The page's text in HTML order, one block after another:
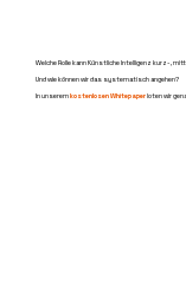
Welche Rolle kann Künstliche Intelligenz kurz-,
Und wie können wir das systematisch angehen?
In unseremkostenlosen Whitepaperloten wir